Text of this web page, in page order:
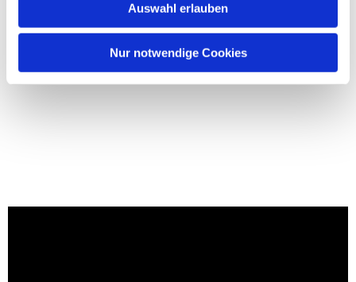
Auswahl erlauben
Nur notwendige Cookies